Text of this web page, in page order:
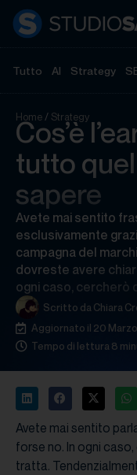
Tutto AI Strategy
Home/ Strategy
Cos’è
tutto
sapere
Avete mai sentito
esclusivamente
campagna del
dovreste avere
ogni caso, cercherò
Scritto da Chiara
Aggiornato il 20
Tempo di lettura 8
Avete mai sentito
forse no. In ogni
tratta.